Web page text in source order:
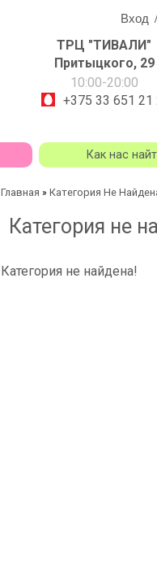
Вход
ТРЦ "ТИВАЛИ"
Притыцкого, 29
10:00-20:00
+375 33 651 21
Как нас
Главная » Категория Не
Категория не
Категория не найдена!